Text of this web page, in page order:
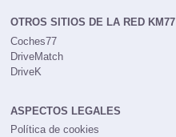
OTROS SITIOS DE LA RED KM77
Coches77
DriveMatch
DriveK
ASPECTOS LEGALES
Política de cookies